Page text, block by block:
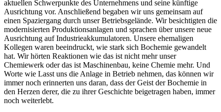
aktuellen Schwerpunkte des Unternehmens und seine künftige
Ausrichtung vor. Anschließend begaben wir uns gemeinsam auf
einen Spaziergang durch unser Betriebsgelände. Wir besichtigten die
modernisierten Produktionsanlagen und sprachen über unsere neue
Ausrichtung auf Industrieakkumulatoren. Unsere ehemaligen
Kollegen waren beeindruckt, wie stark sich Bochemie gewandelt
hat. Wir hörten Reaktionen wie das ist nicht mehr unser
Chemiewerk oder das ist Maschinenbau, keine Chemie mehr. Und
Worte wie Lasst uns die Anlage in Betrieb nehmen, das können wir
immer noch erinnerten uns daran, dass der Geist der Bochemie in
den Herzen derer, die zu ihrer Geschichte beigetragen haben, immer
noch weiterlebt.